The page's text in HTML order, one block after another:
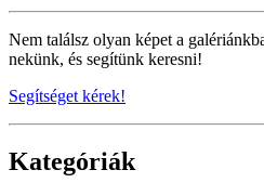
Nem találsz olyan képet a
nekünk, és segítünk keresni!
Segítséget kérek!
Kategóriák